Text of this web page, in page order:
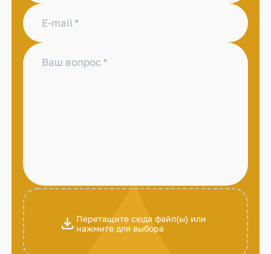
E-mail
Ваш вопрос
Перетащите сюда файл(ы) или
нажмите для выбора